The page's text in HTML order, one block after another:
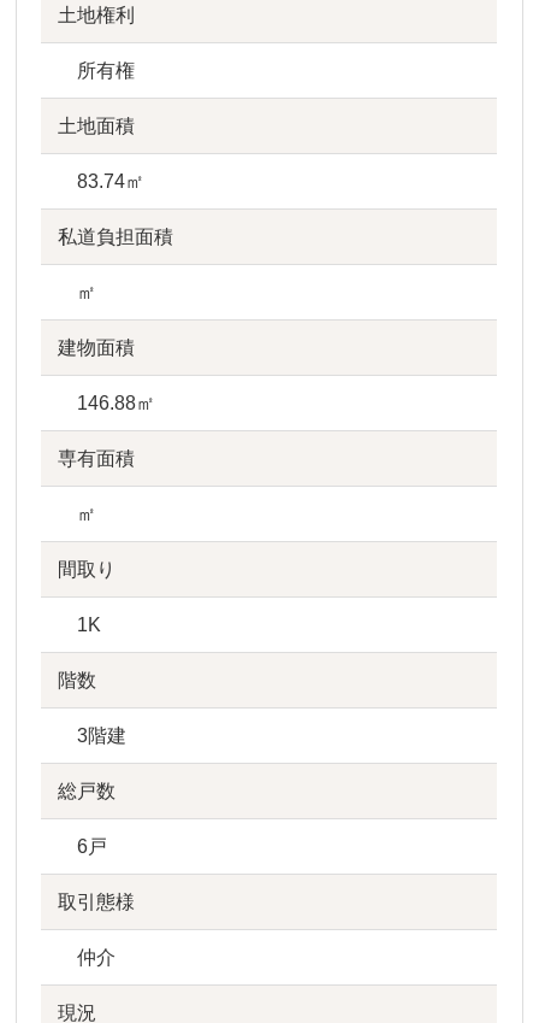
土地権利
所有権
土地面積
83.74㎡
私道負担面積
㎡
建物面積
146.88㎡
専有面積
㎡
間取り
1K
階数
3階建
総戸数
6戸
取引態様
仲介
現況